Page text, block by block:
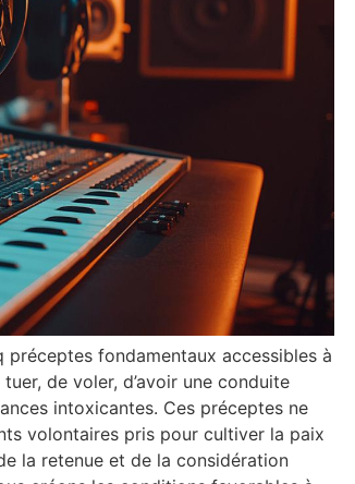
fondamentaux accessibles à
de voler, d’avoir une conduite
intoxicantes. Ces préceptes ne
volontaires pris pour cultiver la paix
la retenue et de la considération